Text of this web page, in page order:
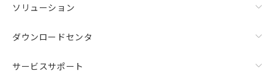
ソリューション
ダウンロードセンタ
サービスサポート